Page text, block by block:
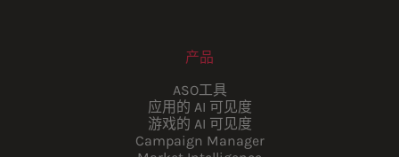
产品
ASO工具
应用的 AI 可见度
游戏的 AI 可见度
Campaign Manager